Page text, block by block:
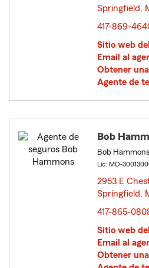
Springfield,
417-869-
Sitio web
Email al
Obtener
Agente de
Bob
Bob
Lic: MO-
2953 E
Springfield,
417-865-
Sitio web
Email al
Obtener